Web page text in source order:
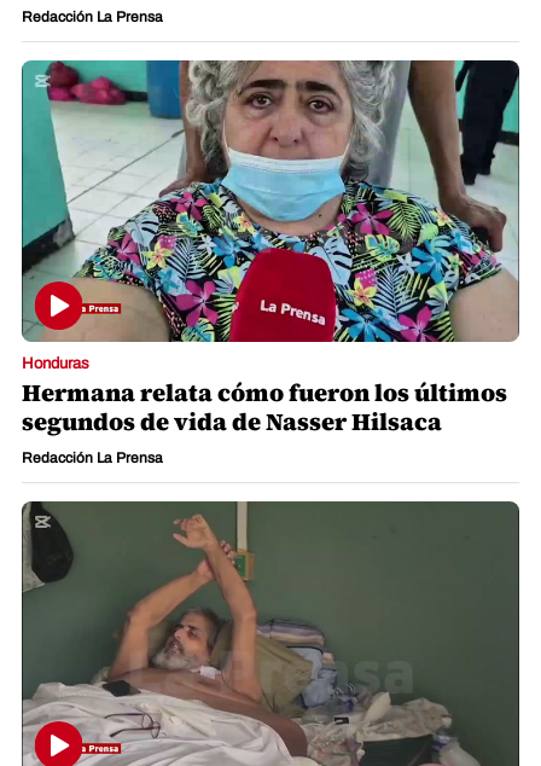
Redacción La Prensa
Honduras
Hermana relata cómo fueron los últimos
segundos de vida de Nasser Hilsaca
Redacción La Prensa